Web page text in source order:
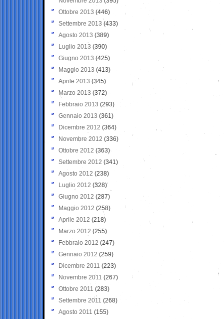
Ottobre 2013 (446)
Settembre 2013 (433)
Agosto 2013 (389)
Luglio 2013 (390)
Giugno 2013 (425)
Maggio 2013 (413)
Aprile 2013 (345)
Marzo 2013 (372)
Febbraio 2013 (293)
Gennaio 2013 (361)
Dicembre 2012 (364)
Novembre 2012 (336)
Ottobre 2012 (363)
Settembre 2012 (341)
Agosto 2012 (238)
Luglio 2012 (328)
Giugno 2012 (287)
Maggio 2012 (258)
Aprile 2012 (218)
Marzo 2012 (255)
Febbraio 2012 (247)
Gennaio 2012 (259)
Dicembre 2011 (223)
Novembre 2011 (267)
Ottobre 2011 (283)
Settembre 2011 (268)
Agosto 2011 (155)